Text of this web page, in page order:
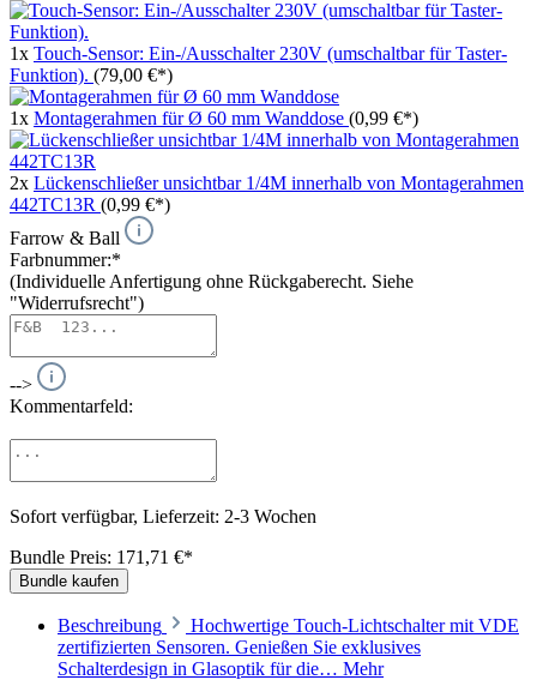
1x Touch-Sensor: Ein-/Ausschalter 230V (umschaltbar für Taster-
Funktion). (79,00 €*)
1x Montagerahmen für Ø 60 mm Wanddose (0,99 €*)
2x Lückenschließer unsichtbar 1/4M innerhalb von Montagerahmen
442TC13R (0,99 €*)
Farrow & Ball
Farbnummer:*
(Individuelle Anfertigung ohne Rückgaberecht. Siehe
"Widerrufsrecht")
-->
Kommentarfeld:
Sofort verfügbar, Lieferzeit: 2-3 Wochen
Bundle Preis: 171,71 €*
Bundle kaufen
Beschreibung
Hochwertige Touch-Lichtschalter mit VDE
zertifizierten Sensoren. Genießen Sie exklusives
Schalterdesign in Glasoptik für die… Mehr